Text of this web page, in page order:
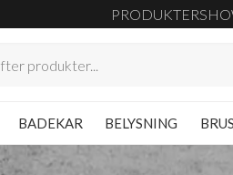
PRODUKTER
BADEKAR BELYSNING BRUS